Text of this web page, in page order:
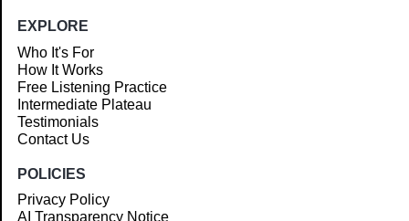
EXPLORE
Who It's For
How It Works
Free Listening Practice
Intermediate Plateau
Testimonials
Contact Us
POLICIES
Privacy Policy
AI Transparency Notice